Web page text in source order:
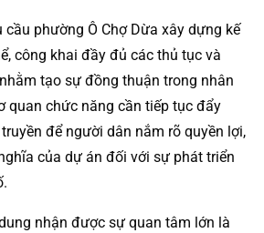
cầu phường Ô Chợ Dừa xây dựng kế
công khai đầy đủ các thủ tục và
tạo sự đồng thuận trong nhân
quan chức năng cần tiếp tục đẩy
để người dân nắm rõ quyền lợi,
của dự án đối với sự phát triển
nhận được sự quan tâm lớn là